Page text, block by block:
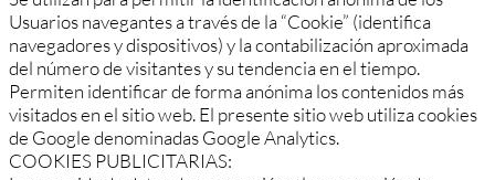
Usuarios navegantes a través de la “Cookie” (identifica
navegadores y dispositivos) y la contabilización aproximada
del número de visitantes y su tendencia en el tiempo.
Permiten identificar de forma anónima los contenidos más
visitados en el sitio web. El presente sitio web utiliza cookies
de Google denominadas Google Analytics.
COOKIES PUBLICITARIAS: